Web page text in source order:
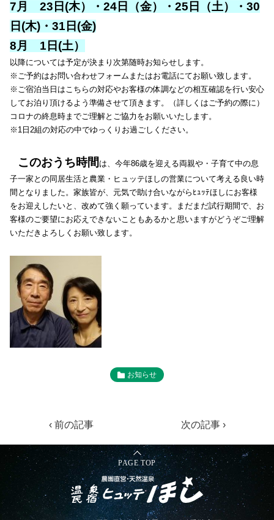
7月 23日(木）・24日（金）・25日（土）・30
日(木)・31日(金)
8月 1日(土）
以降については予定が決まり次第随時お知らせします。
※ご予約はお問い合わせフォームまたはお電話にてお願い致します。
※ご宿泊当日はこちらの対応やお客様の体調などの相互確認を行い安心
してお泊り頂けるよう準備させて頂きます。（詳しくはご予約の際に）
コロナの終息時までご理解とご協力をお願いいたします。
※1日2組の対応の中でゆっくりお過ごしください。
このおうち時間 は、今年86歳を迎える両親や・子育て中の息
子一家との同居生活と農業・ヒュッテほしの営業について考える良い時
間となりました。家族皆が、元気で助け合いながらﾋｭｯﾃほしにお客様
をお迎えしたいと、改めて強く願っています。まだまだ試行期間で、お
客様のご要望にお応えできないこともあるかと思いますがどうぞご理解
いただきよろしくお願い致します。
お知らせ
‹ 前の記事 次の記事 ›
PAGE TOP